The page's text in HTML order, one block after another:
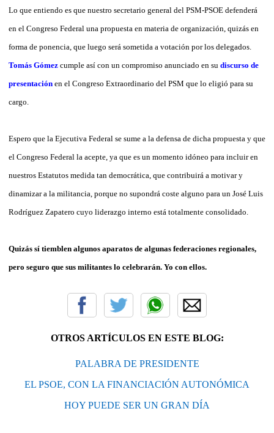
Lo que entiendo es que nuestro secretario general del PSM-PSOE defenderá
en el Congreso Federal una propuesta en materia de organización, quizás en
forma de ponencia, que luego será sometida a votación por los delegados.
Tomás Gómez cumple así con un compromiso anunciado en su discurso de
presentación en el Congreso Extraordinario del PSM que lo eligió para su
cargo.
Espero que la Ejecutiva Federal se sume a la defensa de dicha propuesta y que
el Congreso Federal la acepte, ya que es un momento idóneo para incluir en
nuestros Estatutos medida tan democrática, que contribuirá a motivar y
dinamizar a la militancia, porque no supondrá coste alguno para un José Luis
Rodríguez Zapatero cuyo liderazgo interno está totalmente consolidado.
Quizás sí tiemblen algunos aparatos de algunas federaciones regionales,
pero seguro que sus militantes lo celebrarán. Yo con ellos.
OTROS ARTÍCULOS EN ESTE BLOG:
PALABRA DE PRESIDENTE
EL PSOE, CON LA FINANCIACIÓN AUTONÓMICA
HOY PUEDE SER UN GRAN DÍA